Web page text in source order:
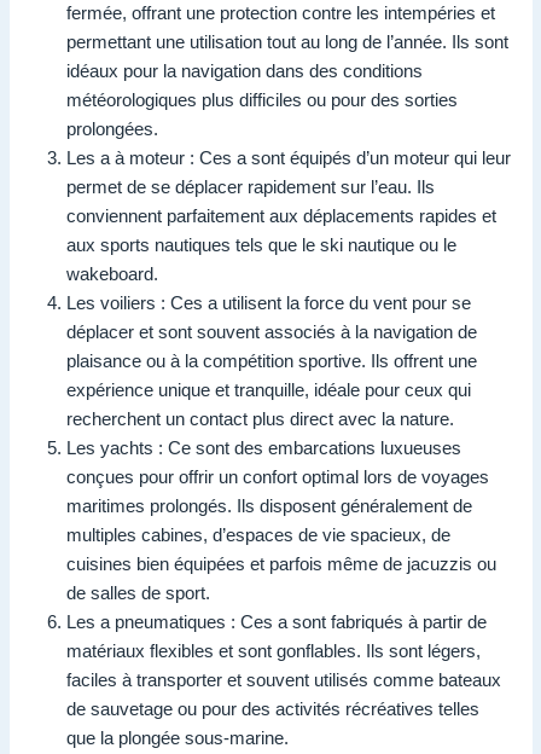
fermée, offrant une protection contre les intempéries et
permettant une utilisation tout au long de l’année. Ils sont
idéaux pour la navigation dans des conditions
météorologiques plus difficiles ou pour des sorties
prolongées.
Les a à moteur : Ces a sont équipés d’un moteur qui leur
permet de se déplacer rapidement sur l’eau. Ils
conviennent parfaitement aux déplacements rapides et
aux sports nautiques tels que le ski nautique ou le
wakeboard.
Les voiliers : Ces a utilisent la force du vent pour se
déplacer et sont souvent associés à la navigation de
plaisance ou à la compétition sportive. Ils offrent une
expérience unique et tranquille, idéale pour ceux qui
recherchent un contact plus direct avec la nature.
Les yachts : Ce sont des embarcations luxueuses
conçues pour offrir un confort optimal lors de voyages
maritimes prolongés. Ils disposent généralement de
multiples cabines, d’espaces de vie spacieux, de
cuisines bien équipées et parfois même de jacuzzis ou
de salles de sport.
Les a pneumatiques : Ces a sont fabriqués à partir de
matériaux flexibles et sont gonflables. Ils sont légers,
faciles à transporter et souvent utilisés comme bateaux
de sauvetage ou pour des activités récréatives telles
que la plongée sous-marine.